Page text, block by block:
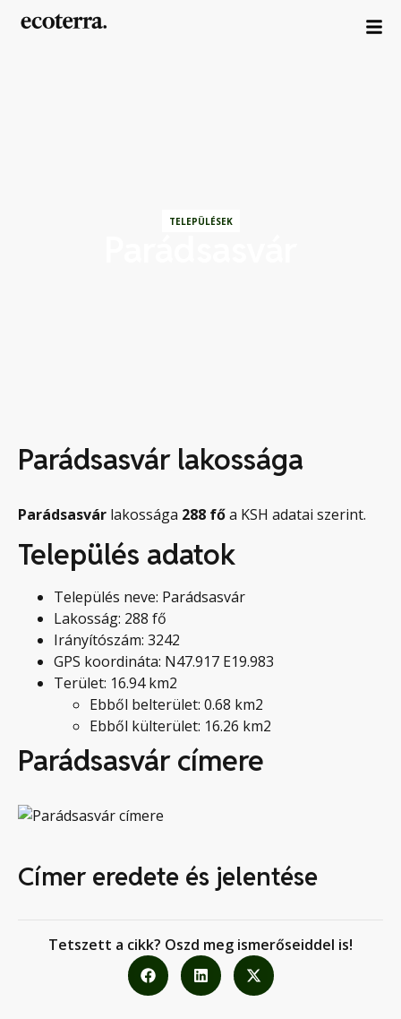
TELEPÜLÉSEK
Parádsasvár lakossága
Parádsasvár lakossága 288 főa KSH adatai szerint.
Település adatok
Település neve: Parádsasvár
Lakosság: 288 fő
Irányítószám: 3242
GPS koordináta: N47.917 E19.983
Terület: 16.94 km2
Ebből belterület: 0.68 km2
Ebből külterület: 16.26 km2
Parádsasvár címere
Címer eredete és jelentése
Tetszett a cikk? Oszd meg ismerőseiddel is!